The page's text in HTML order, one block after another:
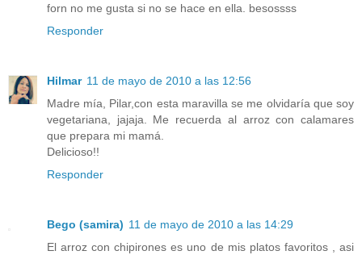
forn no me gusta si no se hace en ella. besossss
Responder
Hilmar 11 de mayo de 2010 a las 12:56
Madre mía, Pilar,con esta maravilla se me olvidaría que soy
vegetariana, jajaja. Me recuerda al arroz con calamares
que prepara mi mamá.
Delicioso!!
Responder
Bego (samira) 11 de mayo de 2010 a las 14:29
El arroz con chipirones es uno de mis platos favoritos , asi